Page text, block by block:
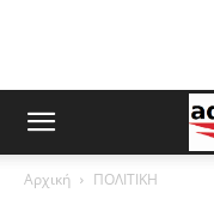
Αρχική ΠΟΛΙΤΙΚΗ